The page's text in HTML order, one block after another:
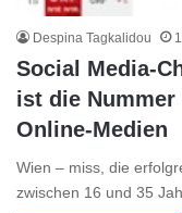
Despina Tagkalidou
Social Media-
ist die
Online-Medien
Wien – miss, die
zwischen 16 und 35